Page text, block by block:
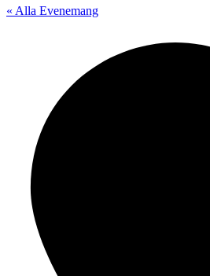
« Alla Evenemang